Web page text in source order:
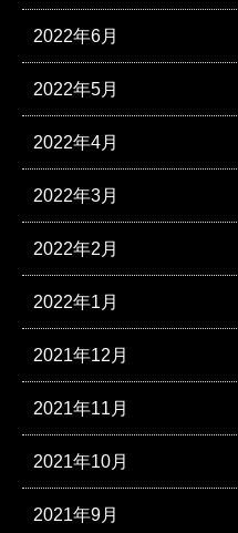
2022年6月
2022年5月
2022年4月
2022年3月
2022年2月
2022年1月
2021年12月
2021年11月
2021年10月
2021年9月